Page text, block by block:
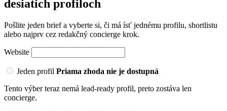
desiatich profiloch
Pošlite jeden brief a vyberte si, či má ísť jednému profilu, shortlistu
alebo najprv cez redakčný concierge krok.
Website
Jeden profil Priama zhoda nie je dostupná
Tento výber teraz nemá lead-ready profil, preto zostáva len
concierge.